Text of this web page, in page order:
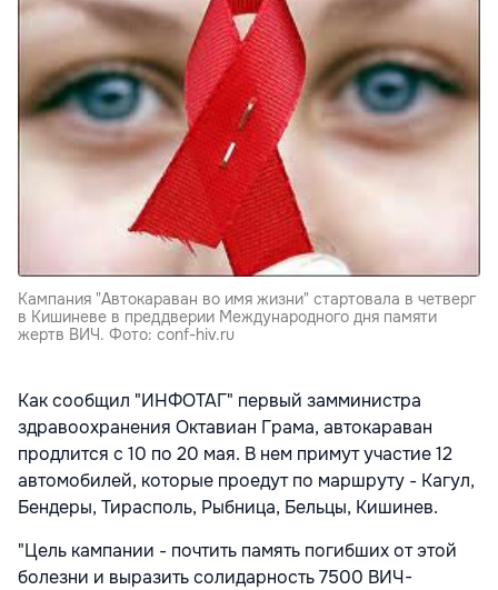
Кампания "Автокараван во имя жизни" стартовала в четверг
в Кишиневе в преддверии Международного дня памяти
жертв ВИЧ. Фото: conf-hiv.ru
Как сообщил "ИНФОТАГ" первый замминистра
здравоохранения Октавиан Грама, автокараван
продлится с 10 по 20 мая. В нем примут участие 12
автомобилей, которые проедут по маршруту - Кагул,
Бендеры, Тирасполь, Рыбница, Бельцы, Кишинев.
"Цель кампании - почтить память погибших от этой
болезни и выразить солидарность 7500 ВИЧ-